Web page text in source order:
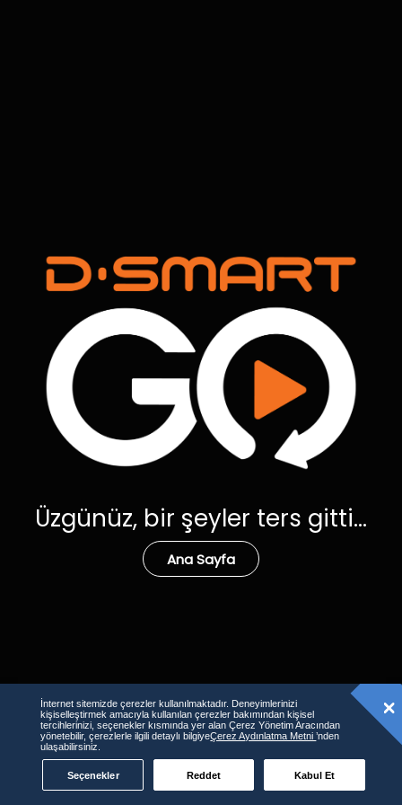
Üzgünüz, bir şeyler ters gitti...
Ana Sayfa
İnternet sitemizde çerezler kullanılmaktadır. Deneyimlerinizi
kişiselleştirmek amacıyla kullanılan çerezler bakımından kişisel
tercihlerinizi, seçenekler kısmında yer alan Çerez Yönetim Aracından
yönetebilir, çerezlerle ilgili detaylı bilgiyeÇerez Aydınlatma Metni’nden
ulaşabilirsiniz.
Seçenekler Reddet Kabul Et